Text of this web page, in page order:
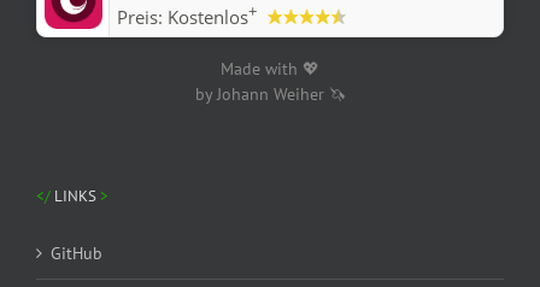
Preis: Kostenlos+
Made with 💖
by Johann Weiher 🦄
LINKS
GitHub